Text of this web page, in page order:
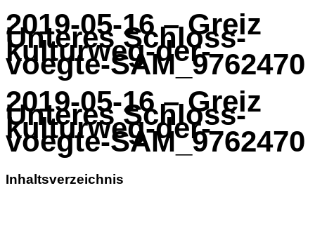
2019-05-16 – Greiz
Unteres Schloss-
kulturweg-der-
voegte-SAM_9762470
2019-05-16 – Greiz
Unteres Schloss-
kulturweg-der-
voegte-SAM_9762470
Inhaltsverzeichnis